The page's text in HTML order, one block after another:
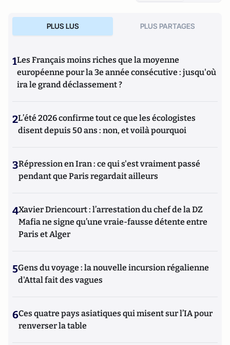
PLUS LUS PLUS PARTAGES
1Les Français moins riches que la moyenne
européenne pour la 3e année consécutive : jusqu'où
ira le grand déclassement ?
2L’été 2026 confirme tout ce que les écologistes
disent depuis 50 ans : non, et voilà pourquoi
3Répression en Iran : ce qui s'est vraiment passé
pendant que Paris regardait ailleurs
4Xavier Driencourt : l’arrestation du chef de la DZ
Mafia ne signe qu’une vraie-fausse détente entre
Paris et Alger
5Gens du voyage : la nouvelle incursion régalienne
d'Attal fait des vagues
6Ces quatre pays asiatiques qui misent sur l’IA pour
renverser la table